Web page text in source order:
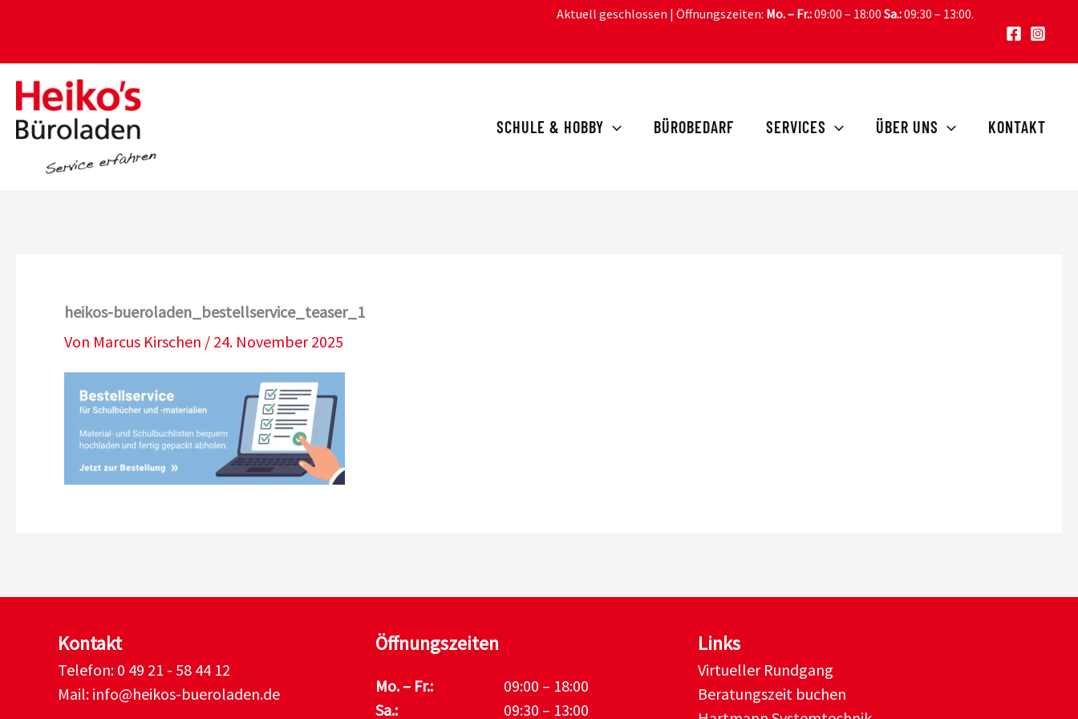
springen
Aktuell geschlossen | Öffnungszeiten: Mo. – Fr.:09:00 – 18:00 Sa.:09:30 – 13:00.
SCHULE & HOBBY BÜROBEDARF SERVICES ÜBER UNS KONTAKT
heikos-bueroladen_bestellservice_teaser_1
Von Marcus Kirschen / 24. November 2025
Kontakt
Telefon: 0 49 21 - 58 44 12
Mail: info@heikos-bueroladen.de
Öffnungszeiten
Mo. – Fr.:
09:00 – 18:00
Sa.:
09:30 – 13:00
Links
Virtueller Rundgang
Beratungszeit buchen